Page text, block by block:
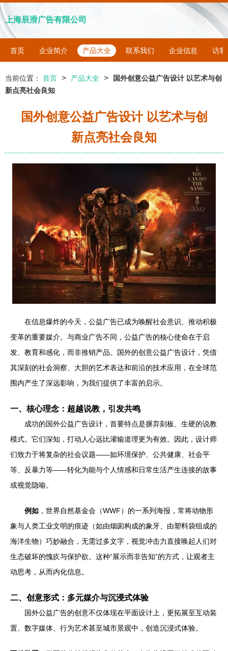
上海辰滑广告有限公司
首页 企业简介 产品大全 联系我们 企业信息 访客
当前位置： 首页 > 产品大全 >
国外创意公益广告设计 以艺术与创
新点亮社会良知
国外创意公益广告设计 以艺术与创
新点亮社会良知
在信息爆炸的今天，公益广告已成为唤醒社会意识、推动积极
变革的重要媒介。与商业广告不同，公益广告的核心使命在于启
发、教育和感化，而非推销产品。国外的创意公益广告设计，凭借
其深刻的社会洞察、大胆的艺术表达和前沿的技术应用，在全球范
围内产生了深远影响，为我们提供了丰富的启示。
一、核心理念：超越说教，引发共鸣
成功的国外公益广告设计，首要特点是摒弃刻板、生硬的说教
模式。它们深知，打动人心远比灌输道理更为有效。因此，设计师
们致力于将复杂的社会议题——如环境保护、公共健康、社会平
等、反暴力等——转化为能与个人情感和日常生活产生连接的故事
或视觉隐喻。
例如 ，世界自然基金会（WWF）的一系列海报，常将动物形
象与人类工业文明的痕迹（如由烟囱构成的象牙、由塑料袋组成的
海洋生物）巧妙融合，无需过多文字，视觉冲击力直接唤起人们对
生态破坏的愧疚与保护欲。这种“展示而非告知”的方式，让观者主
动思考，从而内化信息。
二、创意形式：多元媒介与沉浸式体验
国外公益广告的创意不仅体现在平面设计上，更拓展至互动装
置、数字媒体、行为艺术甚至城市景观中，创造沉浸式体验。